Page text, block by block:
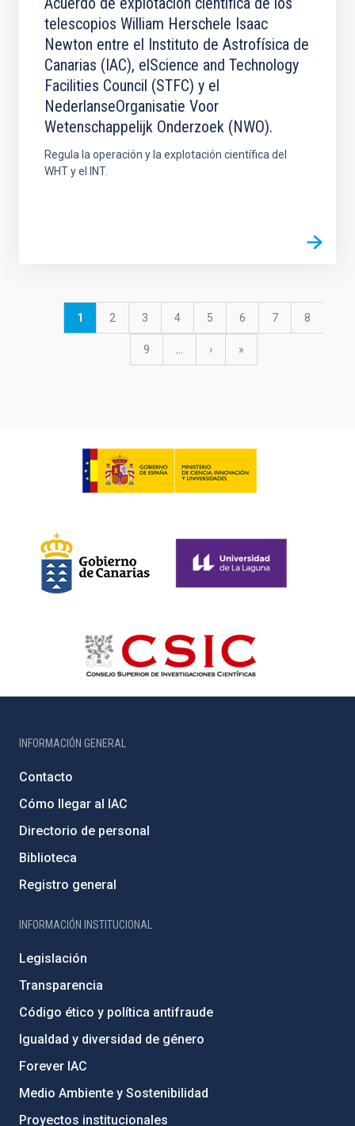
telescopios William Herschele Isaac
Newton entre el Instituto de Astrofísica de
Canarias (IAC), elScience and Technology
Facilities Council (STFC) y el
NederlanseOrganisatie Voor
Wetenschappelijk Onderzoek (NWO).
Regula la operación y la explotación científica del
WHT y el INT.
PaginaciónPágina
1 Página
2 Página
3 Página
4 Página
5 Página
6 Página
7 Página
8
Página
9
Siguiente
›
última
»
INFORMACIÓN GENERAL
Contacto
Cómo llegar al IAC
Directorio de personal
Biblioteca
Registro general
INFORMACIÓN INSTITUCIONAL
Legislación
Transparencia
Código ético y política antifraude
Igualdad y diversidad de género
Forever IAC
Medio Ambiente y Sostenibilidad
Proyectos institucionales